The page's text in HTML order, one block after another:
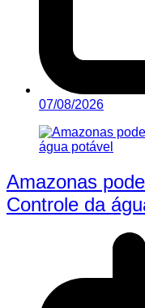
07/08/2026
Amazonas
Controle da